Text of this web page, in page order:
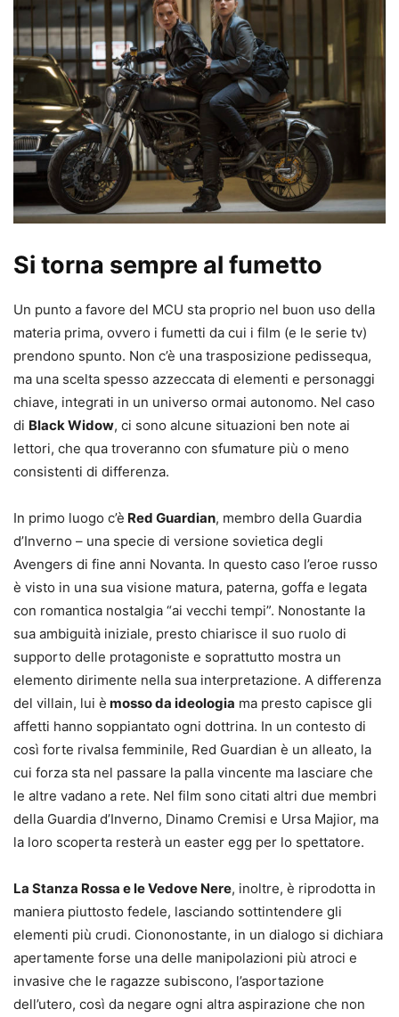
Si torna sempre al fumetto
Un punto a favore del MCU sta proprio nel buon uso della
materia prima, ovvero i fumetti da cui i film (e le serie tv)
prendono spunto. Non c’è una trasposizione pedissequa,
ma una scelta spesso azzeccata di elementi e personaggi
chiave, integrati in un universo ormai autonomo. Nel caso
di Black Widow, ci sono alcune situazioni ben note ai
lettori, che qua troveranno con sfumature più o meno
consistenti di differenza.
In primo luogo c’è Red Guardian, membro della Guardia
d’Inverno – una specie di versione sovietica degli
Avengers di fine anni Novanta. In questo caso l’eroe russo
è visto in una sua visione matura, paterna, goffa e legata
con romantica nostalgia “ai vecchi tempi”. Nonostante la
sua ambiguità iniziale, presto chiarisce il suo ruolo di
supporto delle protagoniste e soprattutto mostra un
elemento dirimente nella sua interpretazione. A differenza
del villain, lui è mosso da ideologia ma presto capisce gli
affetti hanno soppiantato ogni dottrina. In un contesto di
così forte rivalsa femminile, Red Guardian è un alleato, la
cui forza sta nel passare la palla vincente ma lasciare che
le altre vadano a rete. Nel film sono citati altri due membri
della Guardia d’Inverno, Dinamo Cremisi e Ursa Majior, ma
la loro scoperta resterà un easter egg per lo spettatore.
La Stanza Rossa e le Vedove Nere, inoltre, è riprodotta in
maniera piuttosto fedele, lasciando sottintendere gli
elementi più crudi. Ciononostante, in un dialogo si dichiara
apertamente forse una delle manipolazioni più atroci e
invasive che le ragazze subiscono, l’asportazione
dell’utero, così da negare ogni altra aspirazione che non